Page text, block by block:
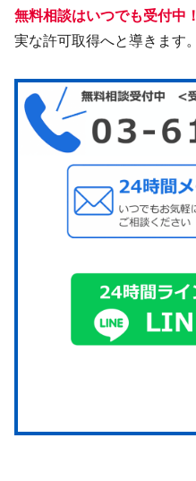
無料相談はいつでも受付中！
実な許可取得へと導きます。